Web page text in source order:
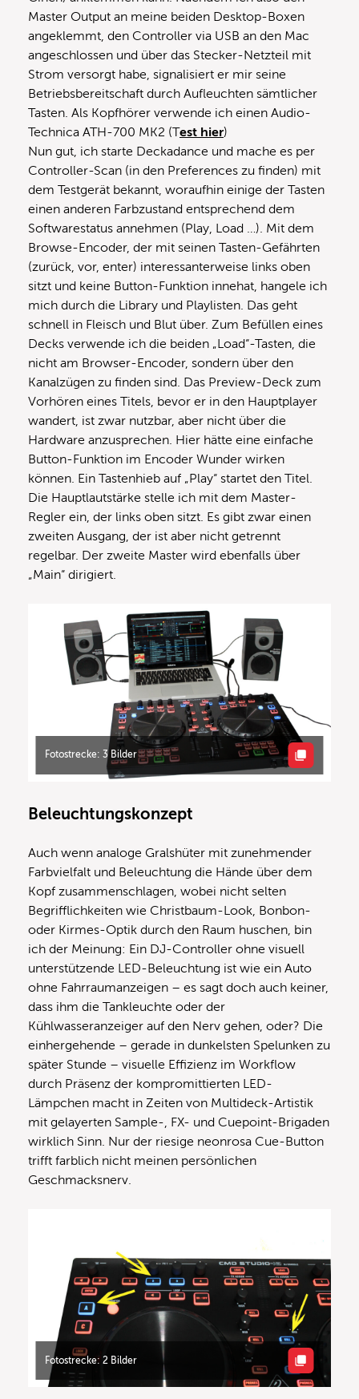
Master Output an meine beiden Desktop-Boxen
angeklemmt, den Controller via USB an den Mac
angeschlossen und über das Stecker-Netzteil mit
Strom versorgt habe, signalisiert er mir seine
Betriebsbereitschaft durch Aufleuchten sämtlicher
Tasten. Als Kopfhörer verwende ich einen Audio-
Technica ATH-700 MK2 (Test hier)
Nun gut, ich starte Deckadance und mache es per
Controller-Scan (in den Preferences zu finden) mit
dem Testgerät bekannt, woraufhin einige der Tasten
einen anderen Farbzustand entsprechend dem
Softwarestatus annehmen (Play, Load …). Mit dem
Browse-Encoder, der mit seinen Tasten-Gefährten
(zurück, vor, enter) interessanterweise links oben
sitzt und keine Button-Funktion innehat, hangele ich
mich durch die Library und Playlisten. Das geht
schnell in Fleisch und Blut über. Zum Befüllen eines
Decks verwende ich die beiden „Load“-Tasten, die
nicht am Browser-Encoder, sondern über den
Kanalzügen zu finden sind. Das Preview-Deck zum
Vorhören eines Titels, bevor er in den Hauptplayer
wandert, ist zwar nutzbar, aber nicht über die
Hardware anzusprechen. Hier hätte eine einfache
Button-Funktion im Encoder Wunder wirken
können. Ein Tastenhieb auf „Play“ startet den Titel.
Die Hauptlautstärke stelle ich mit dem Master-
Regler ein, der links oben sitzt. Es gibt zwar einen
zweiten Ausgang, der ist aber nicht getrennt
regelbar. Der zweite Master wird ebenfalls über
„Main“ dirigiert.
Fotostrecke: 3 Bilder
Beleuchtungskonzept
Auch wenn analoge Gralshüter mit zunehmender
Farbvielfalt und Beleuchtung die Hände über dem
Kopf zusammenschlagen, wobei nicht selten
Begrifflichkeiten wie Christbaum-Look, Bonbon-
oder Kirmes-Optik durch den Raum huschen, bin
ich der Meinung: Ein DJ-Controller ohne visuell
unterstützende LED-Beleuchtung ist wie ein Auto
ohne Fahrraumanzeigen – es sagt doch auch keiner,
dass ihm die Tankleuchte oder der
Kühlwasseranzeiger auf den Nerv gehen, oder? Die
einhergehende – gerade in dunkelsten Spelunken zu
später Stunde – visuelle Effizienz im Workflow
durch Präsenz der kompromittierten LED-
Lämpchen macht in Zeiten von Multideck-Artistik
mit gelayerten Sample-, FX- und Cuepoint-Brigaden
wirklich Sinn. Nur der riesige neonrosa Cue-Button
trifft farblich nicht meinen persönlichen
Geschmacksnerv.
Fotostrecke: 2 Bilder